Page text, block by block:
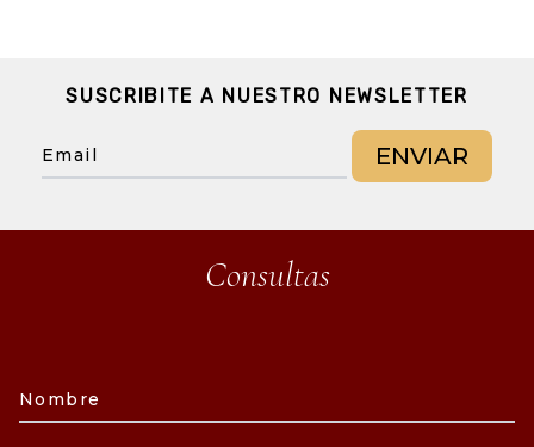
SUSCRIBITE A NUESTRO NEWSLETTER
Email ENVIAR
Consultas
Nombre